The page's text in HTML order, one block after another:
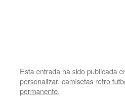
Esta entrada ha sido publicada
personalizar, camisetas retro
permanente.